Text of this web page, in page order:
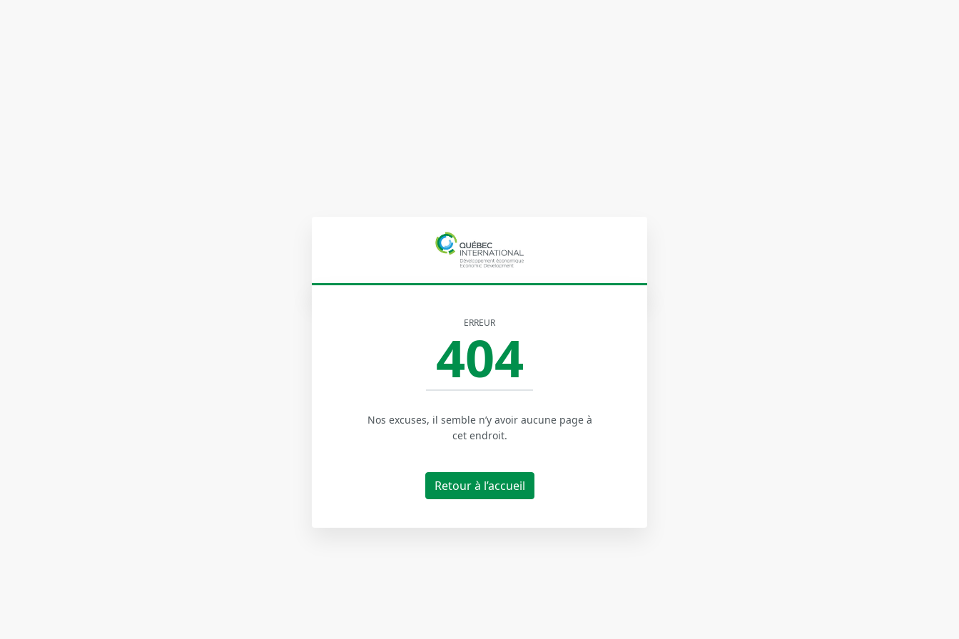
ERREUR
404
Nos excuses, il semble n’y avoir aucune page à
cet endroit.
Retour à l’accueil